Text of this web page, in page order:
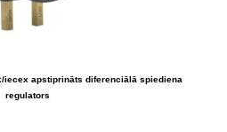
iecex apstiprināts diferenciālā spiediena
regulators